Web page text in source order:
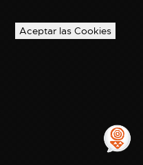
Aceptar las Cookies